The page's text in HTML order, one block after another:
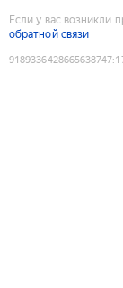
Если у вас возникли
обратной связи
9189336428665638747: